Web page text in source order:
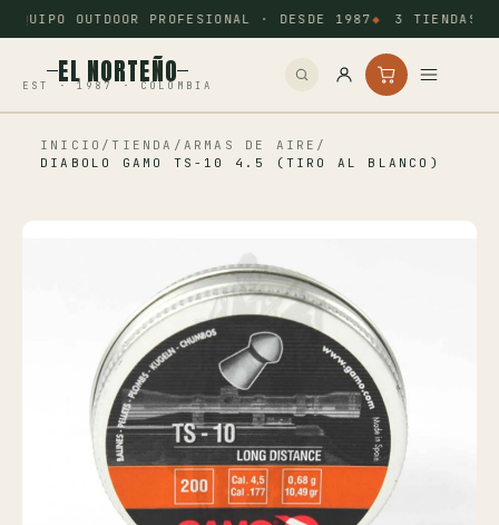
EQUIPO OUTDOOR PROFESIONAL · DESDE 1987 3 TIENDAS:
EL NORTEÑO
EST · 1987 · COLOMBIA
Inicio
Tiro Deportivo
Outdoor
Ver toda la tienda →
INICIO / TIENDA / ARMAS DE AIRE /
DIABOLO GAMO TS-10 4.5 (TIRO AL BLANCO)